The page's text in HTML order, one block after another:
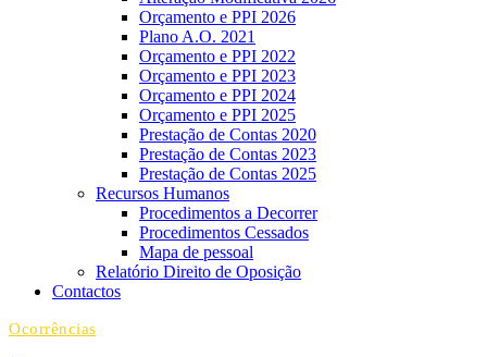
Orçamento e PPI 2026
Plano A.O. 2021
Orçamento e PPI 2022
Orçamento e PPI 2023
Orçamento e PPI 2024
Orçamento e PPI 2025
Prestação de Contas 2020
Prestação de Contas 2023
Prestação de Contas 2025
Recursos Humanos
Procedimentos a Decorrer
Procedimentos Cessados
Mapa de pessoal
Relatório Direito de Oposição
Contactos
Ocorrências